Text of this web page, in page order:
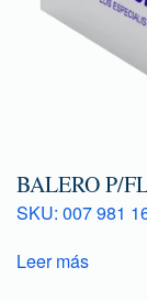
BALERO P/
SKU: 007 981
Leer más